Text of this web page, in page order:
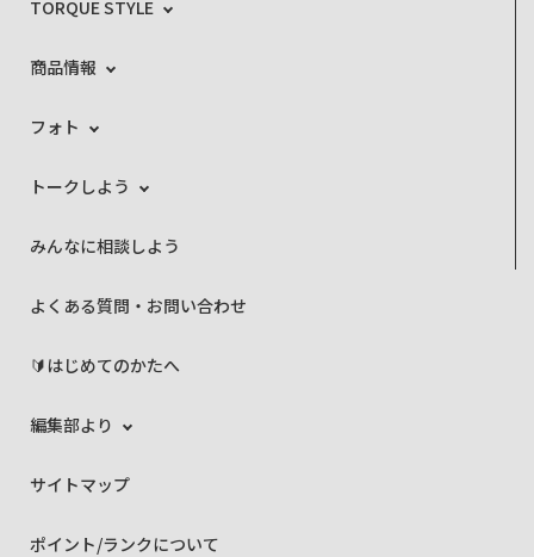
TORQUE STYLE
商品情報
フォト
トークしよう
みんなに相談しよう
よくある質問・お問い合わせ
🔰はじめてのかたへ
編集部より
サイトマップ
ポイント/ランクについて